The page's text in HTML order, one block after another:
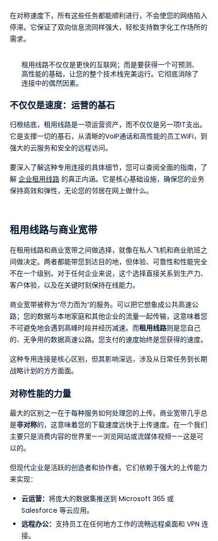
在对称速度下，所有这些任务都能顺利进行，不会使您的网络陷入
停滞。它保证了双向信息流同样强大，轻松支持数字化工作场所的
需求。
租用线路不仅仅是更快的互联网；而是要获得一个可预测、
高性能的基础，让您的整个技术栈完美运行。它彻底消除了
连接中的偶然因素。
不仅仅是速度：运营的基石
归根结底，租用线路是一项运营资产，而不仅仅是另一项IT支出。
它是支撑一切的基石，从清晰的VoIP通话和高性能的员工WiFi，到
强大的云服务和安全的远程访问。
要深入了解这种专用连接的具体细节，您可以查阅全面的指南，了
解 企业租用线路 的真正内涵。它是核心基础设施，确保您的业务
保持高效和弹性，无论您的邻居在网上做什么。
租用线路与商业宽带
在租用线路和商业宽带之间做选择，就像在私人飞机和商业航班之
间做决定。两者都能带您到达目的地，但体验、可靠性和性能完全
不在一个级别。对于任何企业来说，这个选择直接关系到生产力、
客户体验，以及在关键时刻保持在线能力。
商业宽带被称为“尽力而为”的服务。可以把它想象成公共高速公
路；您的数据与本地家庭和其他企业的流量一起传输，这意味着您
不可避免地会遇到高峰时段并经历减速。而租用线路则是您自己
的、无争用的数据高速公路。您支付的速度始终是您获得的速度。
这种专用连接是核心区别，但其影响深远，涉及从日常任务到长期
战略计划的方方面面。
对称性能的力量
最大的区别之一在于每种服务如何处理您的上传。商业宽带几乎总
是非对称的，这意味着您的下载速度远快于上传速度。在一个我们
主要只是消费内容的世界里——浏览网站或流媒体视频——这是可
以的。
但现代企业是活跃的创造者和协作者。它们依赖于强大的上传能力
来实现：
云运营： 将庞大的数据集推送到 Microsoft 365 或
Salesforce 等云应用。
远程办公： 支持员工在任何地方工作的流畅远程桌面和 VPN 连
接。